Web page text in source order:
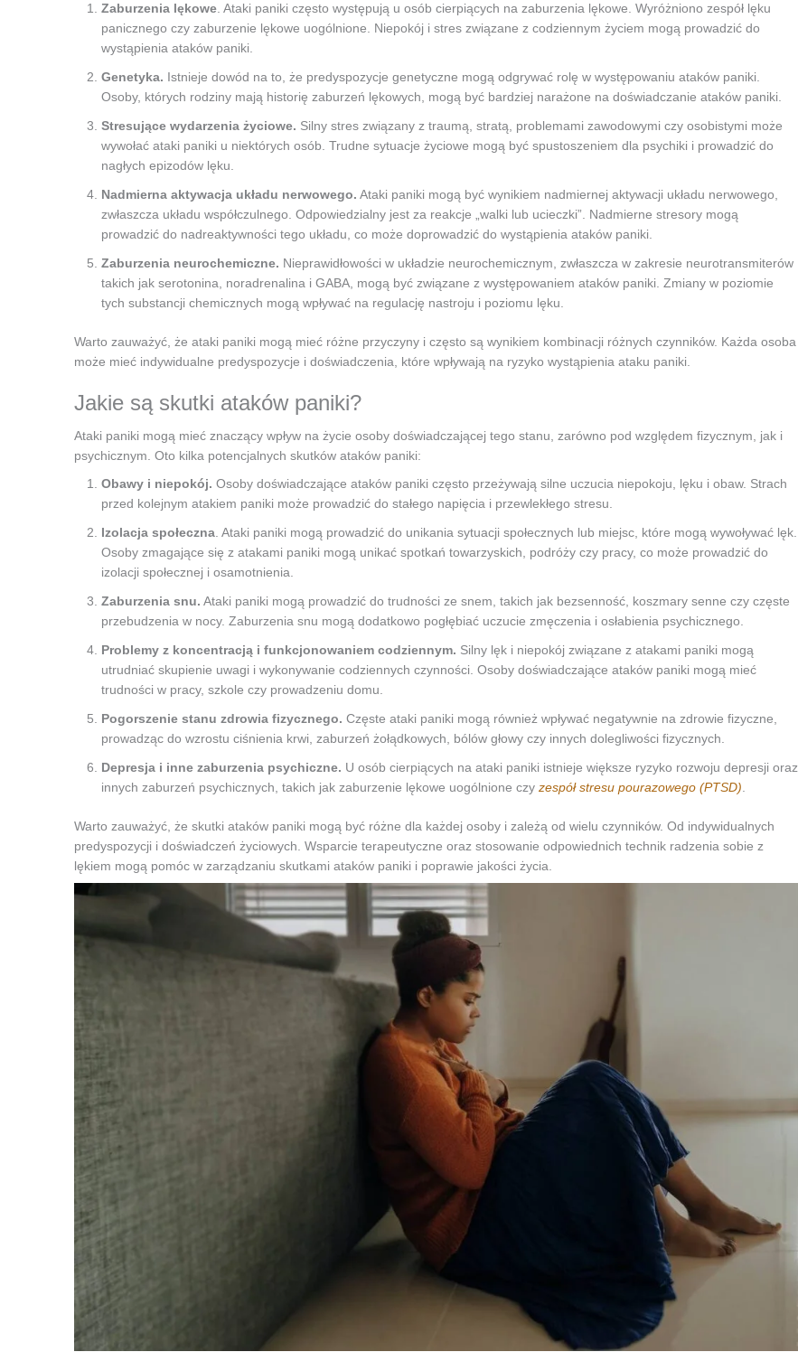
Zaburzenia lękowe . Ataki paniki często występują u osób cierpiących na zaburzenia lękowe. Wyróżniono zespół lęku
panicznego czy zaburzenie lękowe uogólnione. Niepokój i stres związane z codziennym życiem mogą prowadzić do
wystąpienia ataków paniki.
Genetyka. Istnieje dowód na to, że predyspozycje genetyczne mogą odgrywać rolę w występowaniu ataków paniki.
Osoby, których rodziny mają historię zaburzeń lękowych, mogą być bardziej narażone na doświadczanie ataków paniki.
Stresujące wydarzenia życiowe. Silny stres związany z traumą, stratą, problemami zawodowymi czy osobistymi może
wywołać ataki paniki u niektórych osób. Trudne sytuacje życiowe mogą być spustoszeniem dla psychiki i prowadzić do
nagłych epizodów lęku.
Nadmierna aktywacja układu nerwowego. Ataki paniki mogą być wynikiem nadmiernej aktywacji układu nerwowego,
zwłaszcza układu współczulnego. Odpowiedzialny jest za reakcje „walki lub ucieczki”. Nadmierne stresory mogą
prowadzić do nadreaktywności tego układu, co może doprowadzić do wystąpienia ataków paniki.
Zaburzenia neurochemiczne. Nieprawidłowości w układzie neurochemicznym, zwłaszcza w zakresie neurotransmiterów
takich jak serotonina, noradrenalina i GABA, mogą być związane z występowaniem ataków paniki. Zmiany w poziomie
tych substancji chemicznych mogą wpływać na regulację nastroju i poziomu lęku.
Warto zauważyć, że ataki paniki mogą mieć różne przyczyny i często są wynikiem kombinacji różnych czynników. Każda osoba
może mieć indywidualne predyspozycje i doświadczenia, które wpływają na ryzyko wystąpienia ataku paniki.
Jakie są skutki ataków paniki?
Ataki paniki mogą mieć znaczący wpływ na życie osoby doświadczającej tego stanu, zarówno pod względem fizycznym, jak i
psychicznym. Oto kilka potencjalnych skutków ataków paniki:
Obawy i niepokój. Osoby doświadczające ataków paniki często przeżywają silne uczucia niepokoju, lęku i obaw. Strach
przed kolejnym atakiem paniki może prowadzić do stałego napięcia i przewlekłego stresu.
Izolacja społeczna . Ataki paniki mogą prowadzić do unikania sytuacji społecznych lub miejsc, które mogą wywoływać lęk.
Osoby zmagające się z atakami paniki mogą unikać spotkań towarzyskich, podróży czy pracy, co może prowadzić do
izolacji społecznej i osamotnienia.
Zaburzenia snu. Ataki paniki mogą prowadzić do trudności ze snem, takich jak bezsenność, koszmary senne czy częste
przebudzenia w nocy. Zaburzenia snu mogą dodatkowo pogłębiać uczucie zmęczenia i osłabienia psychicznego.
Problemy z koncentracją i funkcjonowaniem codziennym. Silny lęk i niepokój związane z atakami paniki mogą
utrudniać skupienie uwagi i wykonywanie codziennych czynności. Osoby doświadczające ataków paniki mogą mieć
trudności w pracy, szkole czy prowadzeniu domu.
Pogorszenie stanu zdrowia fizycznego. Częste ataki paniki mogą również wpływać negatywnie na zdrowie fizyczne,
prowadząc do wzrostu ciśnienia krwi, zaburzeń żołądkowych, bólów głowy czy innych dolegliwości fizycznych.
Depresja i inne zaburzenia psychiczne. U osób cierpiących na ataki paniki istnieje większe ryzyko rozwoju depresji oraz
innych zaburzeń psychicznych, takich jak zaburzenie lękowe uogólnione czy zespół stresu pourazowego (PTSD)
Warto zauważyć, że skutki ataków paniki mogą być różne dla każdej osoby i zależą od wielu czynników. Od indywidualnych
predyspozycji i doświadczeń życiowych. Wsparcie terapeutyczne oraz stosowanie odpowiednich technik radzenia sobie z
lękiem mogą pomóc w zarządzaniu skutkami ataków paniki i poprawie jakości życia.